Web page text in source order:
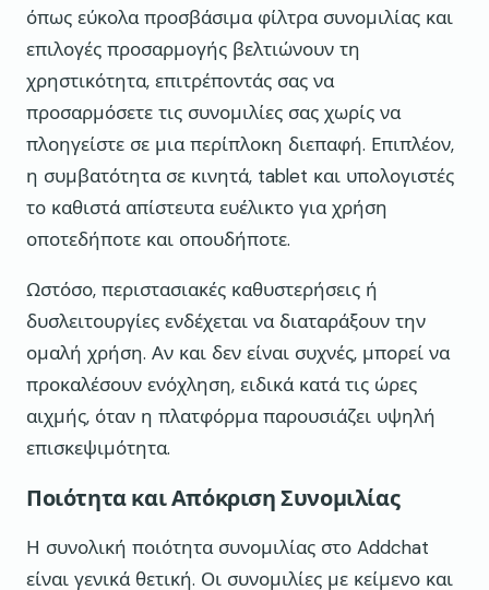
όπως εύκολα προσβάσιμα φίλτρα συνομιλίας και
επιλογές προσαρμογής βελτιώνουν τη
χρηστικότητα, επιτρέποντάς σας να
προσαρμόσετε τις συνομιλίες σας χωρίς να
πλοηγείστε σε μια περίπλοκη διεπαφή. Επιπλέον,
η συμβατότητα σε κινητά, tablet και υπολογιστές
το καθιστά απίστευτα ευέλικτο για χρήση
οποτεδήποτε και οπουδήποτε.
Ωστόσο, περιστασιακές καθυστερήσεις ή
δυσλειτουργίες ενδέχεται να διαταράξουν την
ομαλή χρήση. Αν και δεν είναι συχνές, μπορεί να
προκαλέσουν ενόχληση, ειδικά κατά τις ώρες
αιχμής, όταν η πλατφόρμα παρουσιάζει υψηλή
επισκεψιμότητα.
Ποιότητα και Απόκριση Συνομιλίας
Η συνολική ποιότητα συνομιλίας στο Addchat
είναι γενικά θετική. Οι συνομιλίες με κείμενο και